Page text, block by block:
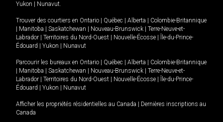
Yukon
Nunavut.
Trouver des courtiers en Ontario Québec Alberta
Colombie-Britannique
Manitoba Saskatchewan Nouveau-Brunswick
Terre-Neuve-et-
Labrador
Territoires du Nord-Ouest Nouvelle-Écosse
Île-du-Prince-
Édouard
Yukon Nunavut
Parcourir les bureaux en Ontario Québec Alberta
Colombie-Britannique
Manitoba Saskatchewan Nouveau-Brunswick
Terre-Neuve-et-
Labrador
Territoires du Nord-Ouest Nouvelle-Écosse
Île-du-Prince-
Édouard
Yukon Nunavut
Afficher les propriétés résidentielles au Canada
Dernières inscriptions au
Canada